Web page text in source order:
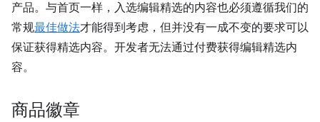
产品。与首页一样，入选编辑精选的内容也必须遵循我们的
常规最佳做法才能得到考虑，但并没有一成不变的要求可以
保证获得精选内容。开发者无法通过付费获得编辑精选内
容。
商品徽章